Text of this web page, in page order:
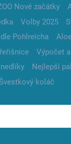
Nové začátky
Volby 2025
Pohlreicha
Výpočet
Nejlepší
koláč